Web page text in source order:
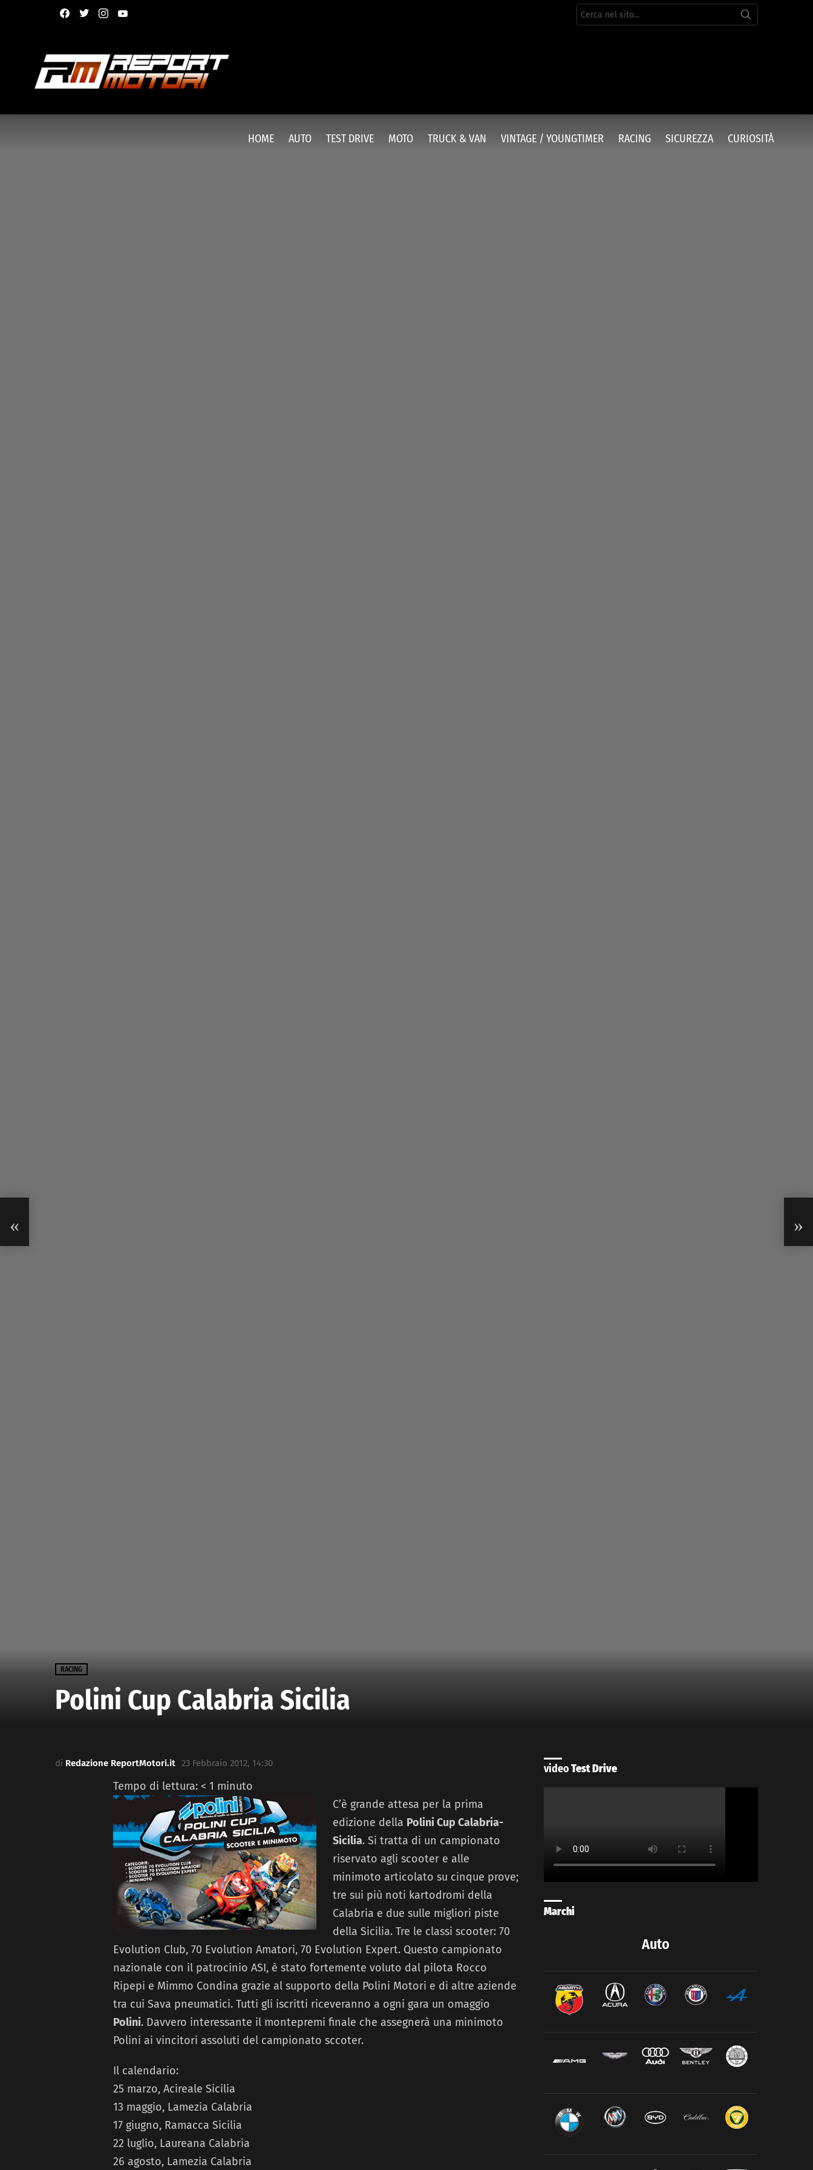
facebooktwitterinstagram
Cerca
per:
HOME AUTO TEST DRIVE MOTO TRUCK & VAN VINTAGE / YOUNGTIMER RACING SICUREZZA CURIOSITÀ
RACING
Polini Cup Calabria Sicilia
di Redazione ReportMotori.it 23 Febbraio 2012, 14:30
Tempo di lettura: < 1 minuto
C’è grande attesa per la prima
edizione della Polini Cup Calabria-
Sicilia. Si tratta di un campionato
riservato agli scooter e alle
minimoto articolato su cinque prove;
tre sui più noti kartodromi della
Calabria e due sulle migliori piste
della Sicilia. Tre le classi scooter: 70
Evolution Club, 70 Evolution Amatori, 70 Evolution Expert. Questo campionato
nazionale con il patrocinio ASI, è stato fortemente voluto dal pilota Rocco
Ripepi e Mimmo Condina grazie al supporto della Polini Motori e di altre aziende
tra cui Sava pneumatici. Tutti gli iscritti riceveranno a ogni gara un omaggio
Polini. Davvero interessante il montepremi finale che assegnerà una minimoto
Polini ai vincitori assoluti del campionato sccoter.
Il calendario:
25 marzo, Acireale Sicilia
13 maggio, Lamezia Calabria
17 giugno, Ramacca Sicilia
22 luglio, Laureana Calabria
26 agosto, Lamezia Calabria
videoTest Drive
Marchi
Auto